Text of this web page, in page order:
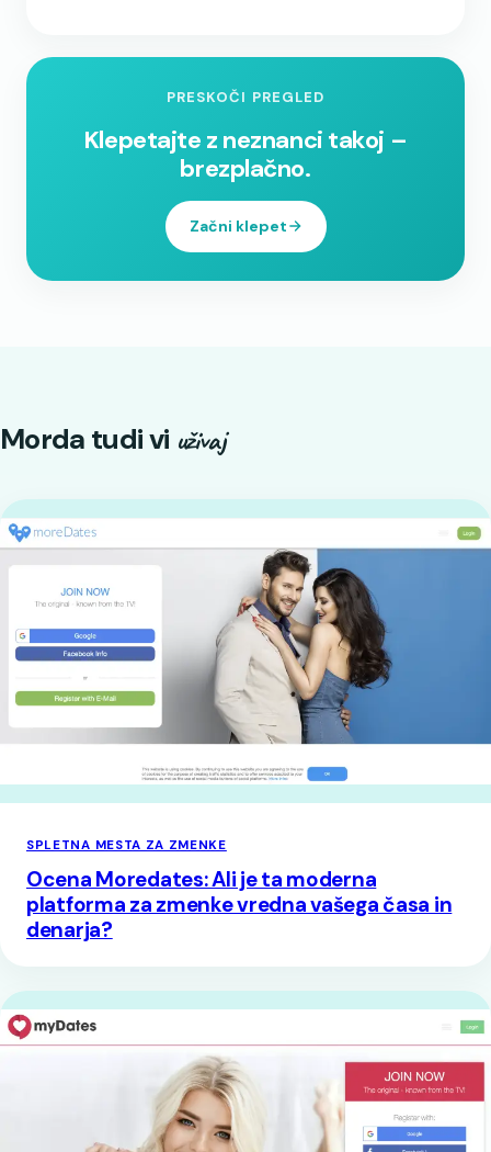
PRESKOČI PREGLED
Klepetajte z neznanci takoj –
brezplačno.
Začni klepet
Morda tudi vi uživaj
SPLETNA MESTA ZA ZMENKE
Ocena Moredates: Ali je ta moderna
platforma za zmenke vredna vašega časa in
denarja?